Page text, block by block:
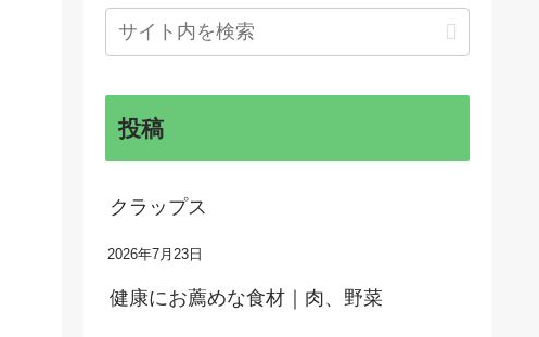
投稿
クラップス
2026年7月23日
健康にお薦めな食材｜肉、野菜